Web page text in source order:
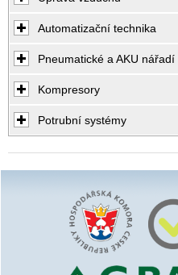
Automatizační technika
Pneumatické a AKU nářadí
Kompresory
Potrubní systémy